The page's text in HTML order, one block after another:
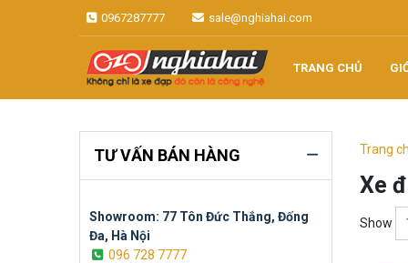
0967287777 sale@nghiahai.com
Nghĩa Hải
Không chỉ là xe đạp, đó còn là
TRANG CHỦ
Trang
Xe
Show
TƯ VẤN BÁN HÀNG
Showroom: 77 Tôn Đức Thắng, Đống
Đa, Hà Nội
096 728 7777